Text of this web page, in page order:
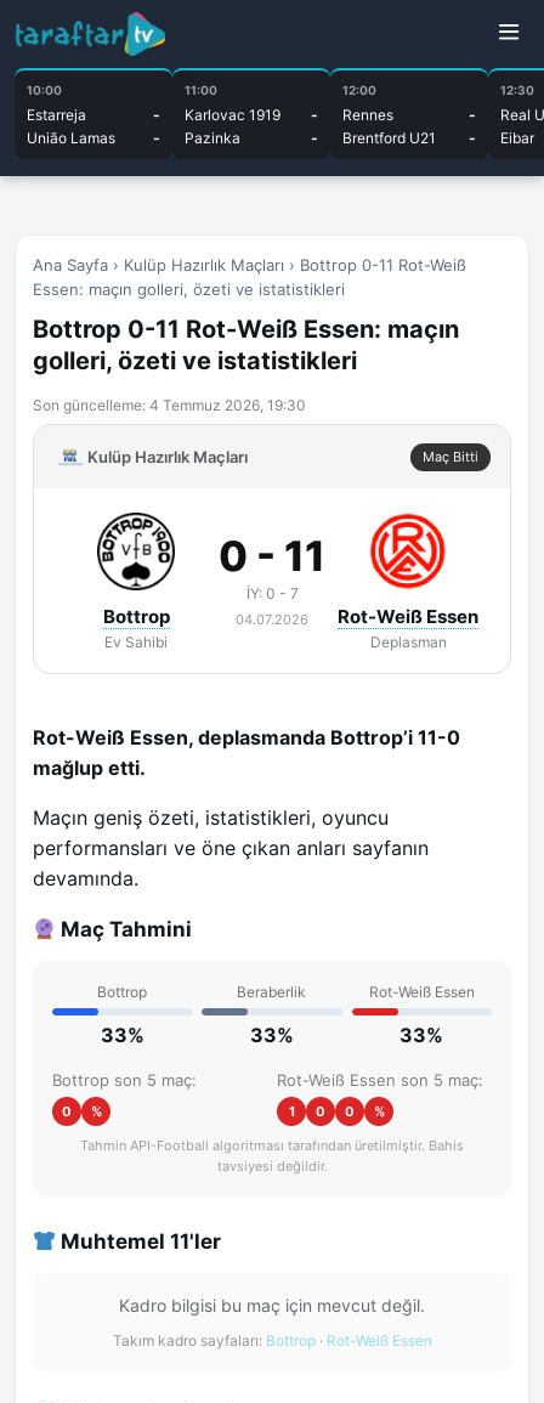
10:00
Estarreja
-
União Lamas
-
11:00
Karlovac 1919
-
Pazinka
-
12:00
Rennes
-
Brentford U21
-
12:30
Real
Eibar
Ana Sayfa › Kulüp Hazırlık Maçları › Bottrop 0-11 Rot-Weiß
Essen: maçın golleri, özeti ve istatistikleri
Bottrop 0-11 Rot-Weiß Essen: maçın
golleri, özeti ve istatistikleri
Son güncelleme: 4 Temmuz 2026, 19:30
Kulüp Hazırlık Maçları Maç Bitti
Bottrop
Ev Sahibi
0 - 11
İY: 0 - 7
04.07.2026 Rot-Weiß Essen
Deplasman
Rot-Weiß Essen, deplasmanda Bottrop’i 11-0
mağlup etti.
Maçın geniş özeti, istatistikleri, oyuncu
performansları ve öne çıkan anları sayfanın
devamında.
Maç Tahmini
Bottrop
33%
Beraberlik
33%
Rot-Weiß Essen
33%
Bottrop son 5 maç:
0 %
Rot-Weiß Essen son 5 maç:
1 0 0 %
Tahmin API-Football algoritması tarafından üretilmiştir. Bahis
tavsiyesi değildir.
Muhtemel 11'ler
Kadro bilgisi bu maç için mevcut değil.
Takım kadro sayfaları: Bottrop· Rot-Weiß Essen